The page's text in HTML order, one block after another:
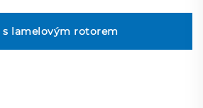
s lamelovým rotorem